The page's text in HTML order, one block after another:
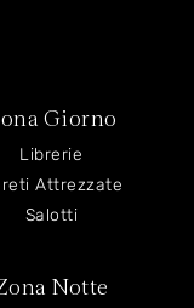
Giorno
Librerie
Attrezzate
Salotti
Notte